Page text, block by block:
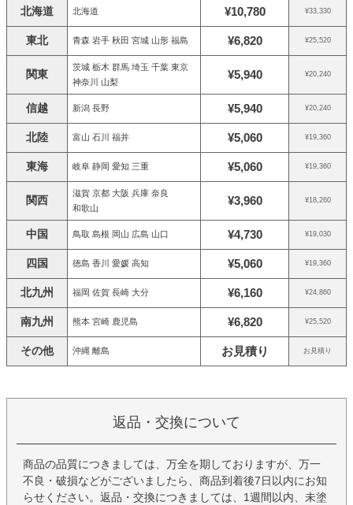
北海道 北海道 ¥10,780 ¥33,330
東北 青森 岩手 秋田 宮城 山形 福島 ¥6,820 ¥25,520
関東
茨城 栃木 群馬 埼玉 千葉 東京
神奈川 山梨
¥5,940 ¥20,240
信越 新潟 長野 ¥5,940 ¥20,240
北陸 富山 石川 福井 ¥5,060 ¥19,360
東海 岐阜 静岡 愛知 三重 ¥5,060 ¥19,360
関西
滋賀 京都 大阪 兵庫 奈良
和歌山
¥3,960 ¥18,260
中国 鳥取 島根 岡山 広島 山口 ¥4,730 ¥19,030
四国 徳島 香川 愛媛 高知 ¥5,060 ¥19,360
北九州 福岡 佐賀 長崎 大分 ¥6,160 ¥24,860
南九州 熊本 宮崎 鹿児島 ¥6,820 ¥25,520
その他 沖縄 離島 お見積り お見積り
返品・交換について
商品の品質につきましては、万全を期しておりますが、万一
不良・破損などがございましたら、商品到着後7日以内にお知
らせください。返品・交換につきましては、1週間以内、未塗